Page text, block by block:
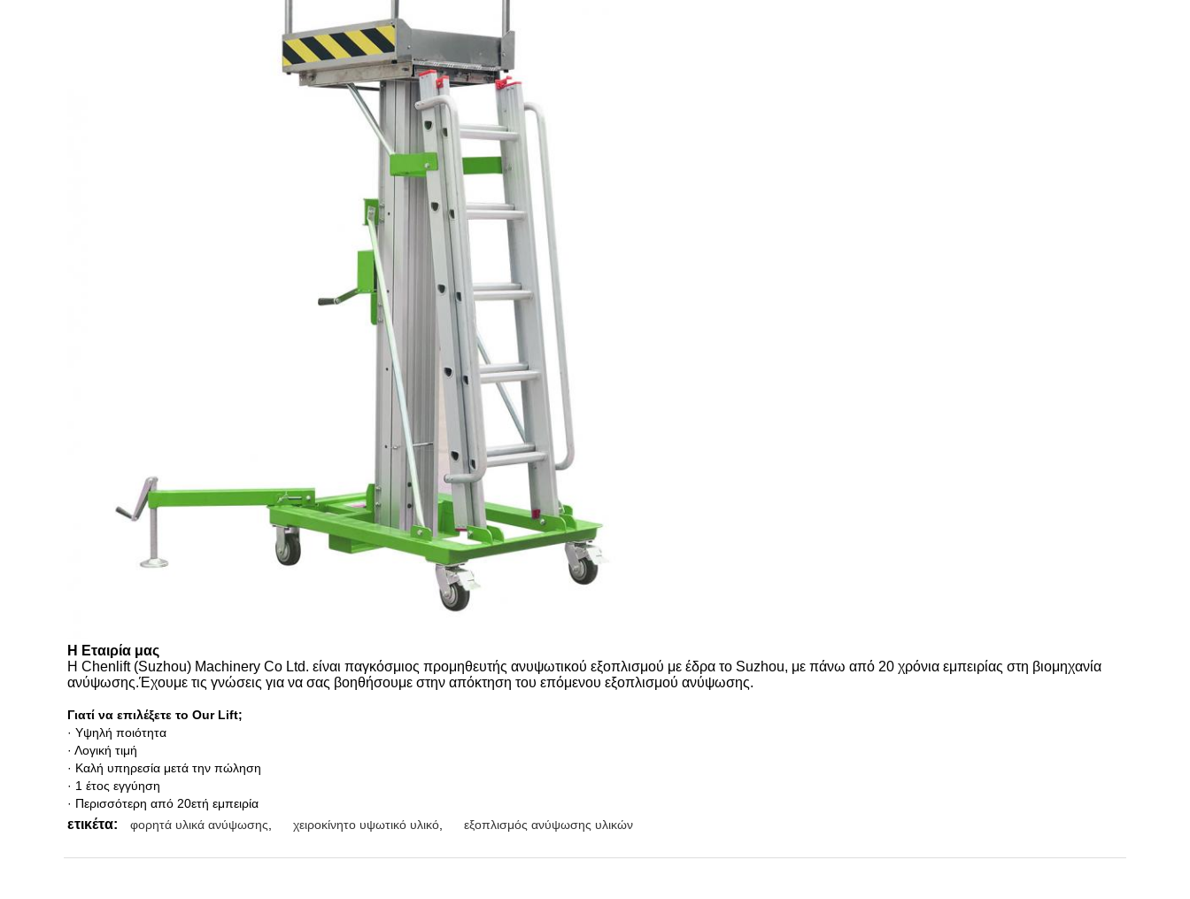
Η Εταιρία μας
Η Chenlift (Suzhou) Machinery Co Ltd. είναι παγκόσμιος προμηθευτής ανυψωτικού εξοπλισμού με έδρα το Suzhou, με πάνω από 20 χρόνια εμπειρίας στη βιομηχανία
ανύψωσης.Έχουμε τις γνώσεις για να σας βοηθήσουμε στην απόκτηση του επόμενου εξοπλισμού ανύψωσης.
Γιατί να επιλέξετε το Our Lift;
· Υψηλή ποιότητα
· Λογική τιμή
· Καλή υπηρεσία μετά την πώληση
· 1 έτος εγγύηση
· Περισσότερη από 20ετή εμπειρία
ετικέτα: φορητά υλικά ανύψωσης χειροκίνητο υψωτικό υλικό εξοπλισμός ανύψωσης υλικών